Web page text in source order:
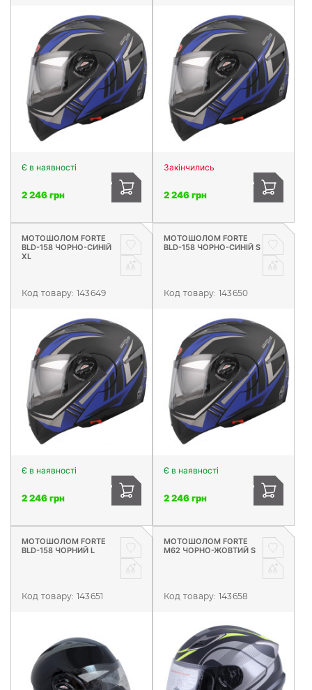
Є в наявності
2 246 грн
Закінчились
2 246 грн
МОТОШОЛОМ FORTE
BLD-158 ЧОРНО-СИНІЙ
XL
Код товару: 143649
Є в наявності
2 246 грн
МОТОШОЛОМ FORTE
BLD-158 ЧОРНО-СИНІЙ S
Код товару: 143650
Є в наявності
2 246 грн
МОТОШОЛОМ FORTE
BLD-158 ЧОРНИЙ L
Код товару: 143651
МОТОШОЛОМ FORTE
М62 ЧОРНО-ЖОВТИЙ S
Код товару: 143658